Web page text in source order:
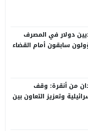
بـ8.4 ملايين دولار في المصرف
سابقون أمام القضاء
من أنقرة: وقف
وتعزيز التعاون بين